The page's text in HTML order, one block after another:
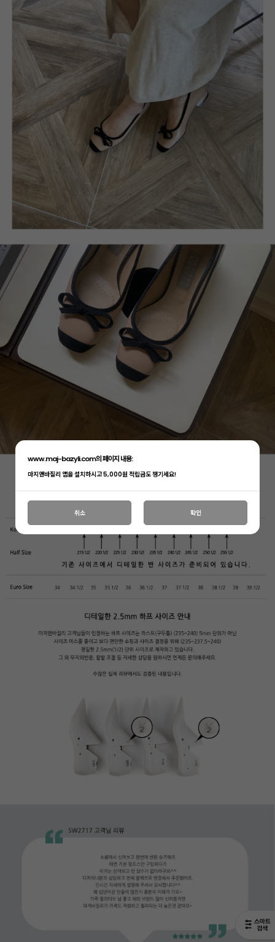
www.maj-bazyli.com의 페이지 내용:
마지앤바질리 앱을 설치하시고 5,000원 적립금도 챙기세요!
취소 확인